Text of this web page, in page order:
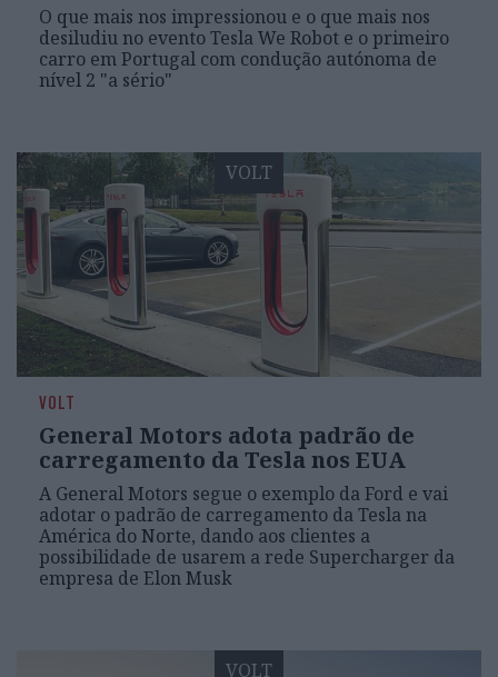
O que mais nos impressionou e o que mais nos
desiludiu no evento Tesla We Robot e o primeiro
carro em Portugal com condução autónoma de
nível 2 "a sério"
VOLT
VOLT
General Motors adota padrão de
carregamento da Tesla nos EUA
A General Motors segue o exemplo da Ford e vai
adotar o padrão de carregamento da Tesla na
América do Norte, dando aos clientes a
possibilidade de usarem a rede Supercharger da
empresa de Elon Musk
VOLT